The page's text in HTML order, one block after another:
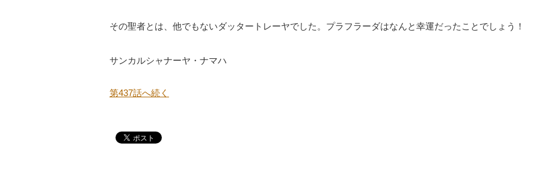
その聖者とは、他でもないダッタートレーヤでした。プラフラーダはなんと幸運だったことでしょう！
サンカルシャナーヤ・ナマハ
第437話へ続く